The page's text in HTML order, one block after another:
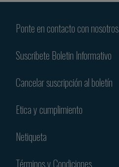
Ponte en contacto con nosotros
Suscribete Boletin Informativo
Cancelar suscripción al boletín
Etica y cumplimiento
Netiqueta
Términos y Condiciones